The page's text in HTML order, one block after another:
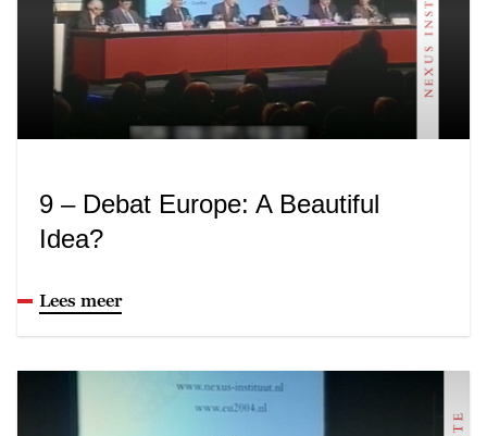
9 – Debat Europe: A Beautiful
Idea?
Lees meer